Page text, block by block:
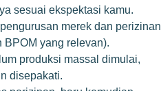
sesuai ekspektasi kamu.
merek dan perizinan
BPOM yang relevan).
produksi massal dimulai,
disepakati.